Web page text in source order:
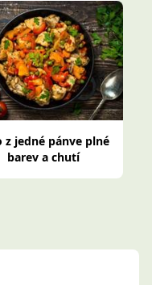
z jedné pánve plné
barev a chutí